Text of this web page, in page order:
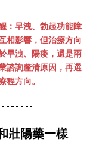
：早洩、勃起功能障
相影響，但治療方向
早洩、陽痿，還是兩
諮詢釐清原因，再選
程方向。
壯陽藥一樣